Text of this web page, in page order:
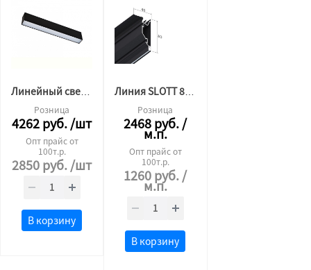
Розница
4262руб./шт
Опт прайс от
100т.р.
2850руб./шт
В корзину
Розница
2468руб./
м.п.
Опт прайс от
100т.р.
1260руб./
м.п.
В корзину